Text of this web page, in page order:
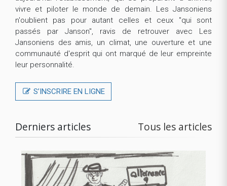
vivre et piloter le monde de demain. Les Jansoniens
n'oublient pas pour autant celles et ceux "qui sont
passés par Janson", ravis de retrouver avec Les
Jansoniens des amis, un climat, une ouverture et une
communauté d'esprit qui ont marqué de leur empreinte
leur personnalité.
S’INSCRIRE EN LIGNE
Derniers articles Tous les articles